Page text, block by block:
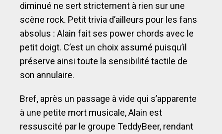
diminué ne sert strictement à rien sur une
scène rock. Petit trivia d’ailleurs pour les fans
absolus : Alain fait ses power chords avec le
petit doigt. C’est un choix assumé puisqu’il
préserve ainsi toute la sensibilité tactile de
son annulaire.
Bref, après un passage à vide qui s’apparente
à une petite mort musicale, Alain est
ressuscité par le groupe TeddyBeer, rendant